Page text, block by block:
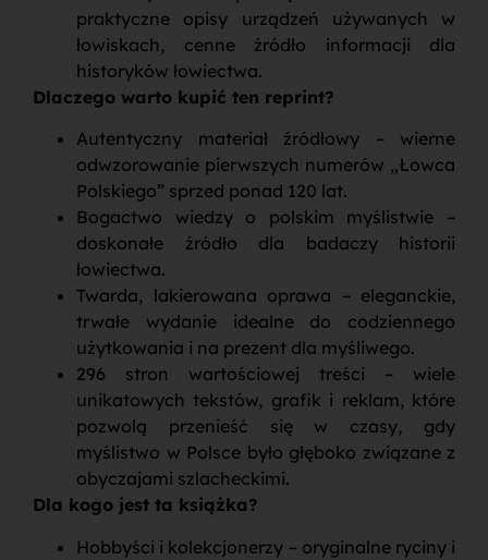
praktyczne opisy urządzeń używanych w
łowiskach, cenne źródło informacji dla
historyków łowiectwa.
Dlaczego warto kupić ten reprint?
Autentyczny materiał źródłowy – wierne
odwzorowanie pierwszych numerów „Łowca
Polskiego” sprzed ponad 120 lat.
Bogactwo wiedzy o polskim myślistwie –
doskonałe źródło dla badaczy historii
łowiectwa.
Twarda, lakierowana oprawa – eleganckie,
trwałe wydanie idealne do codziennego
użytkowania i na prezent dla myśliwego.
296 stron wartościowej treści – wiele
unikatowych tekstów, grafik i reklam, które
pozwolą przenieść się w czasy, gdy
myślistwo w Polsce było głęboko związane z
obyczajami szlacheckimi.
Dla kogo jest ta książka?
Hobbyści i kolekcjonerzy – oryginalne ryciny i